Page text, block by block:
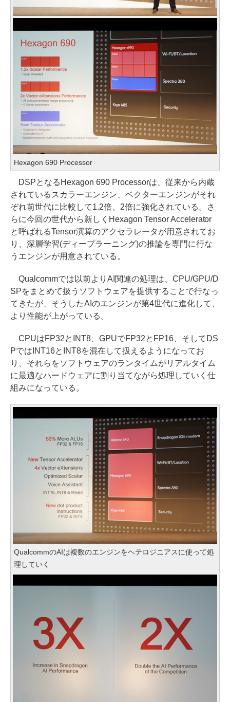
Hexagon 690 Processor
DSPとなるHexagon 690 Processorは、従来から内蔵
されているスカラーエンジン、ベクターエンジンがそれ
ぞれ前世代に比較して1.2倍、2倍に強化されている。さ
らに今回の世代から新しくHexagon Tensor Accelerator
と呼ばれるTensor演算のアクセラレータが用意されてお
り、深層学習(ディープラーニング)の推論を専門に行な
うエンジンが用意されている。
Qualcommでは以前よりAI関連の処理は、CPU/GPU/D
SPをまとめて扱うソフトウェアを提供することで行なっ
てきたが、そうしたAIのエンジンが第4世代に進化して、
より性能が上がっている。
CPUはFP32とINT8、GPUでFP32とFP16、そしてDS
PではINT16とINT8を混在して扱えるようになってお
り、それらをソフトウェアのランタイムがリアルタイム
に最適なハードウェアに割り当てながら処理していく仕
組みになっている。
QualcommのAIは複数のエンジンをヘテロジニアスに使って処
理していく